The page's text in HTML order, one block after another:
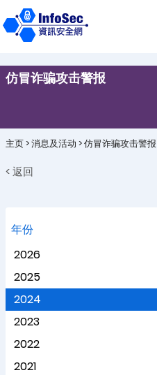
仿冒诈骗攻击警报
主页>消息及活动 >仿冒诈骗攻击警报
< 返回
年份
2026
2025
2024
2023
2022
2021